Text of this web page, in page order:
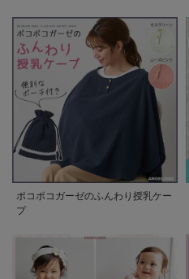
ポコポコガーゼのふんわり授乳ケー
プ